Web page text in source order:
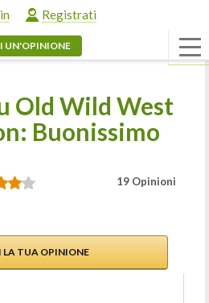
Registrati
UN'OPINIONE
Old Wild West
Buonissimo
19 Opinioni
LA TUA OPINIONE